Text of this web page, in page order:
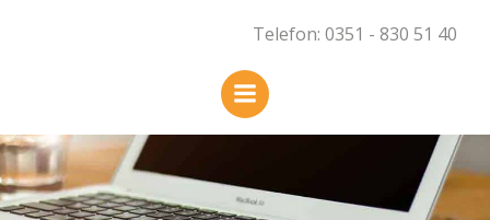
Telefon: 0351 - 830 51 40